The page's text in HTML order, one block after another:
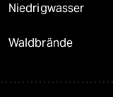
Niedrigwasser
Waldbrände